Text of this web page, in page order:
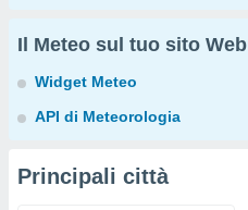
Il Meteo sul tuo sito Web
Widget Meteo
API di Meteorologia
Principali città